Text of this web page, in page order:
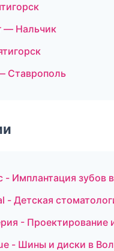
— Нальчик
Ставрополь
- Имплантация зубов
- Детская
- Проектирование
- Шины и диски в